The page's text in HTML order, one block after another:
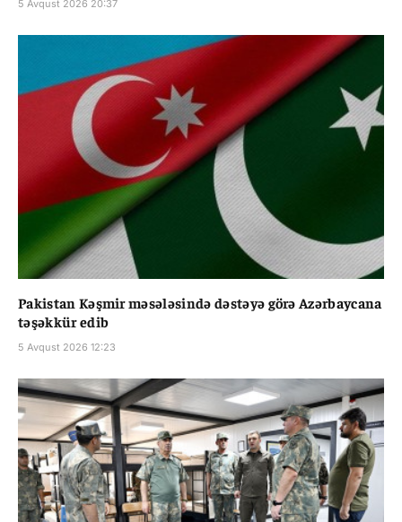
5 Avqust 2026 20:37
Pakistan Kəşmir məsələsində dəstəyə görə Azərbaycana
təşəkkür edib
5 Avqust 2026 12:23